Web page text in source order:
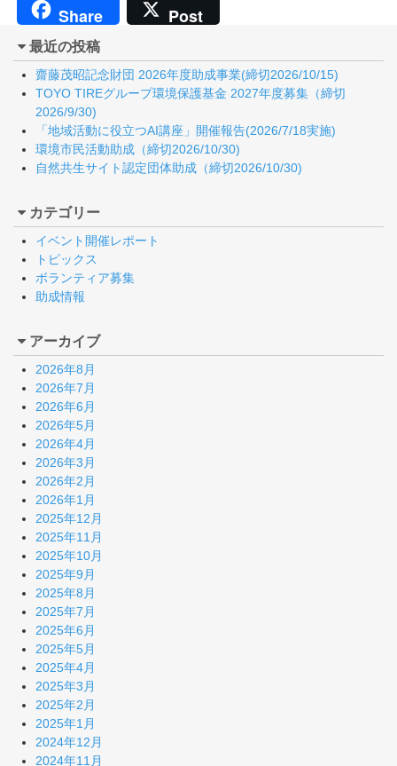
Share Post
最近の投稿
齋藤茂昭記念財団 2026年度助成事業(締切2026/10/15)
TOYO TIREグループ環境保護基金 2027年度募集（締切
2026/9/30)
「地域活動に役立つAI講座」開催報告(2026/7/18実施)
環境市民活動助成（締切2026/10/30)
自然共生サイト認定団体助成（締切2026/10/30)
カテゴリー
イベント開催レポート
トピックス
ボランティア募集
助成情報
アーカイブ
2026年8月
2026年7月
2026年6月
2026年5月
2026年4月
2026年3月
2026年2月
2026年1月
2025年12月
2025年11月
2025年10月
2025年9月
2025年8月
2025年7月
2025年6月
2025年5月
2025年4月
2025年3月
2025年2月
2025年1月
2024年12月
2024年11月